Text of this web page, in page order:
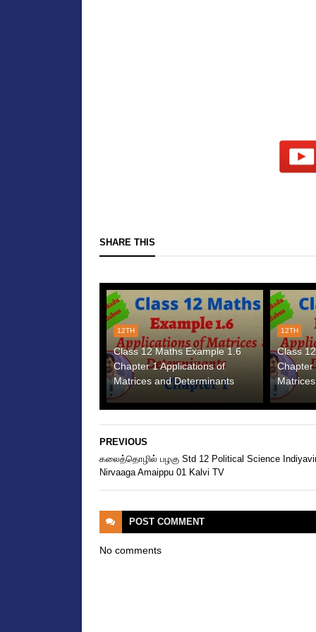
SHARE THIS
12TH
Class 12 Maths Example 1.6
Chapter 1 Applications of
Matrices and Determinants
12TH
Class
Chapter
PREVIOUS
கலைத்தொழில் பழகு Std 12 Political Science
Nirvaaga Amaippu 01 Kalvi TV
POST COMMENT
No comments